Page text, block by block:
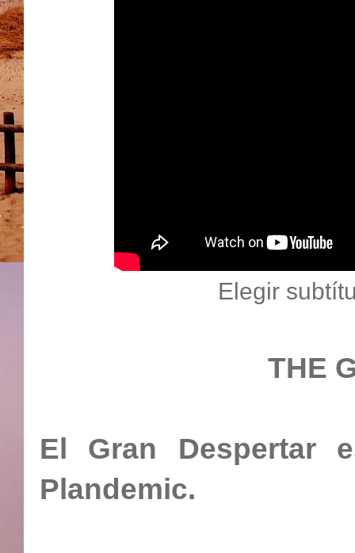
Elegir
THE
El Gran Despertar
Plandemic.